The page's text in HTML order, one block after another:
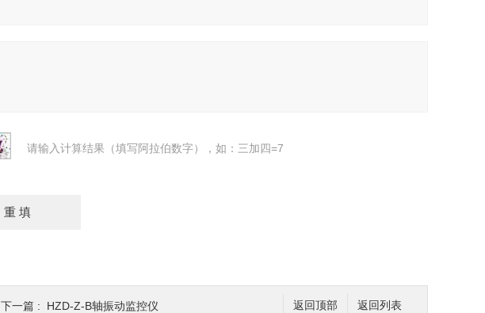
请输入计算结果（填写阿拉伯数字），如：三加四=7
返回列表
返回顶部
下一篇 : HZD-Z-B轴振动监控仪